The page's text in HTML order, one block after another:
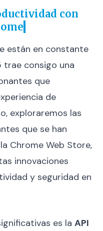
con
están en constante
trae consigo una
que
de
exploraremos las
que se han
Chrome Web Store,
innovaciones
y seguridad en
es la API